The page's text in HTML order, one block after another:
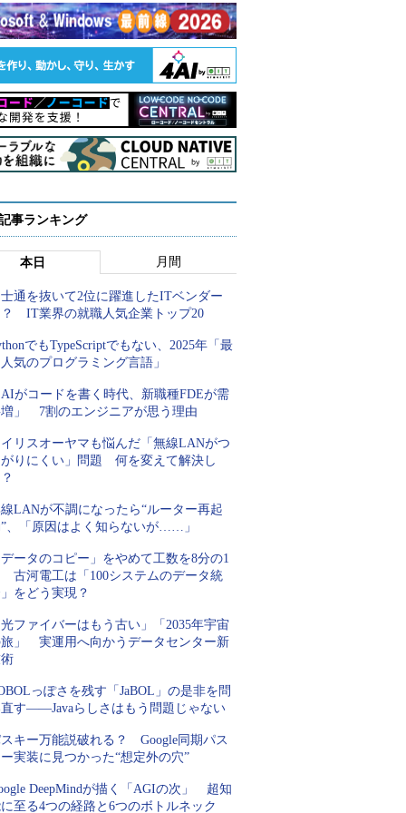
事ランキング
本日 月間
通を抜いて2位に躍進したITベンダー
？ IT業界の就職人気企業トップ20
でもTypeScriptでもない、2025年「最
気のプログラミング言語」
AIがコードを書く時代、新職種FDEが需
」 7割のエンジニアが思う理由
リスオーヤマも悩んだ「無線LANがつ
がりにくい」問題 何を変えて解決し
LANが不調になったら“ルーター再起
、「原因はよく知らないが……」
データのコピー」をやめて工数を8分の1
古河電工は「100システムのデータ統
をどう実現？
光ファイバーはもう古い」「2035年宇宙
」 実運用へ向かうデータセンター新
っぽさを残す「JaBOL」の是非を問
す――Javaらしさはもう問題じゃない
キー万能説破れる？ Google同期パス
実装に見つかった“想定外の穴”
DeepMindが描く「AGIの次」 超知
至る4つの経路と6つのボトルネック